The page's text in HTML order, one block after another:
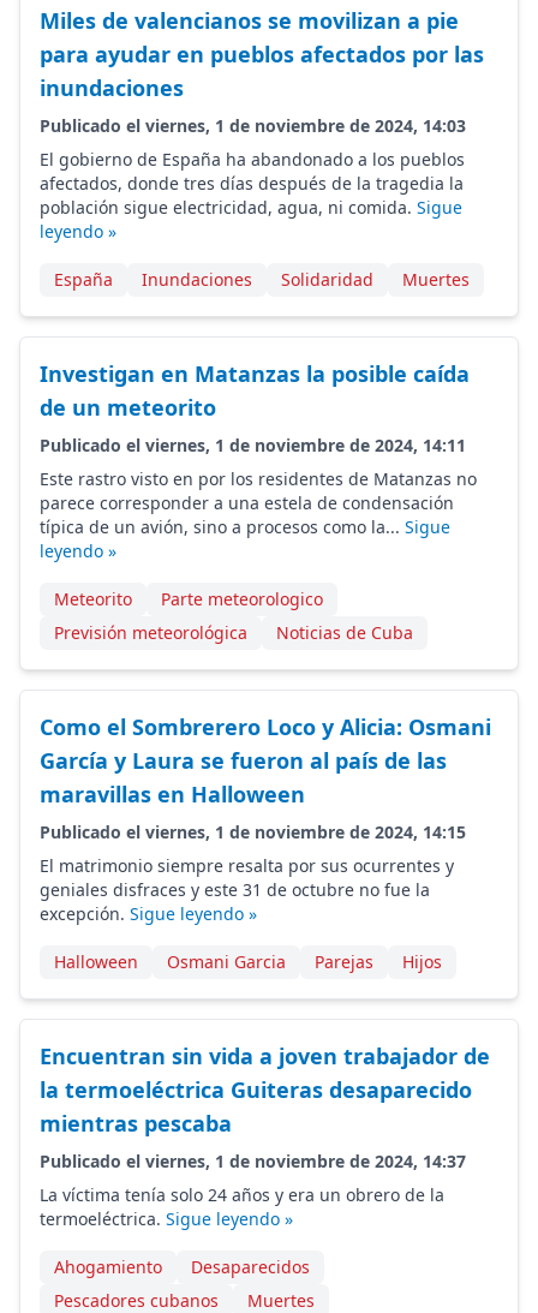
Miles de valencianos se movilizan a pie
para ayudar en pueblos afectados por las
inundaciones
Publicado el viernes, 1 de noviembre de 2024, 14:03
El gobierno de España ha abandonado a los pueblos
afectados, donde tres días después de la tragedia la
población sigue electricidad, agua, ni comida. Sigue
leyendo »
España Inundaciones Solidaridad Muertes
Investigan en Matanzas la posible caída
de un meteorito
Publicado el viernes, 1 de noviembre de 2024, 14:11
Este rastro visto en por los residentes de Matanzas no
parece corresponder a una estela de condensación
típica de un avión, sino a procesos como la... Sigue
leyendo »
Meteorito
Parte meteorologico
Previsión meteorológica
Noticias de Cuba
Como el Sombrerero Loco y Alicia: Osmani
García y Laura se fueron al país de las
maravillas en Halloween
Publicado el viernes, 1 de noviembre de 2024, 14:15
El matrimonio siempre resalta por sus ocurrentes y
geniales disfraces y este 31 de octubre no fue la
excepción. Sigue leyendo »
Halloween Osmani Garcia Parejas Hijos
Encuentran sin vida a joven trabajador de
la termoeléctrica Guiteras desaparecido
mientras pescaba
Publicado el viernes, 1 de noviembre de 2024, 14:37
La víctima tenía solo 24 años y era un obrero de la
termoeléctrica. Sigue leyendo »
Ahogamiento
Desaparecidos
Pescadores cubanos
Muertes